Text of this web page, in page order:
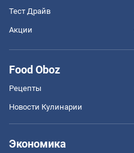
Тест Драйв
Акции
Food Oboz
Рецепты
Новости Кулинарии
Экономика